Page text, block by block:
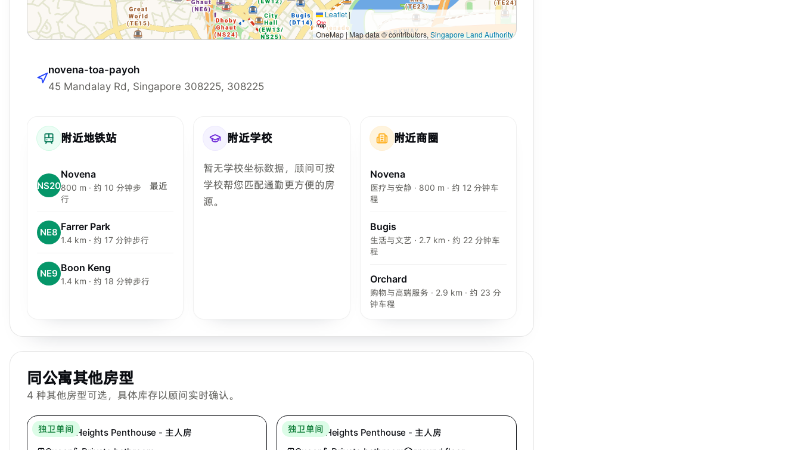
Leaflet |
OneMap | Map data © contributors, Singapore Land Authority
novena-toa-payoh
45 Mandalay Rd, Singapore 308225, 308225
附近地铁站
NS20
Novena
800 m · 约 10 分钟步
行
最近
NE8 Farrer Park
1.4 km · 约 17 分钟步行
NE9 Boon Keng
1.4 km · 约 18 分钟步行
附近学校
暂无学校坐标数据，顾问可按
学校帮您匹配通勤更方便的房
源。
附近商圈
Novena
医疗与安静 · 800 m · 约 12 分钟车
程
Bugis
生活与文艺 · 2.7 km · 约 22 分钟车
程
Orchard
购物与高端服务 · 2.9 km · 约 23 分
钟车程
同公寓其他房型
4 种其他房型可选，具体库存以顾问实时确认。
独卫单间
Hei Homes
Mandale Heights Penthouse - 主人房
独卫单间
Mandale Heights Penthouse - 主人房